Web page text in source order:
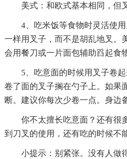
美式：和欧式基本相同，但叉
4、吃米饭等食物时灵活使用
一样用叉子，而不是胡乱地叉。
会用餐刀或一片面包辅助舀起食
5、吃意面的时候用叉子卷起
卷了面的叉子搁在勺子上。如果
断。建议你每次少卷一点。身边
你不太擅长吃意面？还有很
到刀叉的使用，还有吃的时候不
小提示：别紧张。没有人做